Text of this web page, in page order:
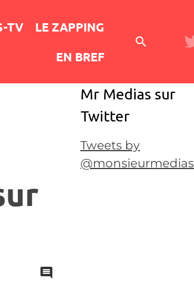
TV
LE ZAPPING
EN BREF
Mr Medias sur
Twitter
Tweets by
@monsieurmedias